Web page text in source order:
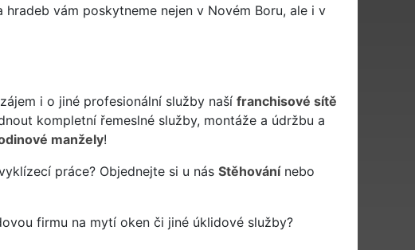
vám poskytneme nejen v Novém Boru, ale i v
i o jiné profesionální služby naší franchisové sítě
kompletní řemeslné služby, montáže a údržbu a
manžely!
práce? Objednejte si u nás Stěhovánínebo
firmu na mytí oken či jiné úklidové služby?